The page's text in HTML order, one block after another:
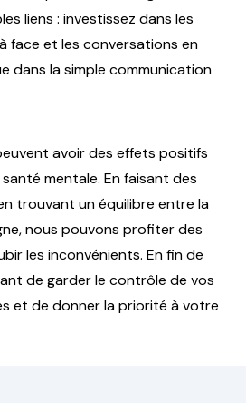
liens : investissez dans les
face et les conversations en
dans la simple communication
avoir des effets positifs
mentale. En faisant des
trouvant un équilibre entre la
nous pouvons profiter des
les inconvénients. En fin de
de garder le contrôle de vos
et de donner la priorité à votre